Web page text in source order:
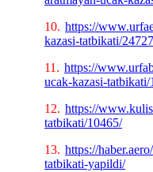
10. https://
kazasi-tatbikati/
11. https://
ucak-kazasi-
12. https://
tatbikati/10465/
13. https://
tatbikati-yapildi/